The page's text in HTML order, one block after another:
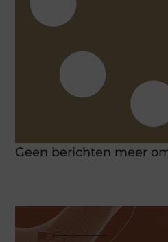
Geen berichten meer